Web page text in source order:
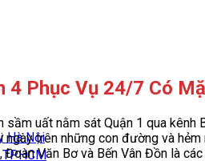
Hà Nội
4 Phục Vụ 24/7 Có
sầm uất nằm sát Quận 1 qua
trên những con đường và
Đoàn Văn Bơ và Bến Vân Đồn là